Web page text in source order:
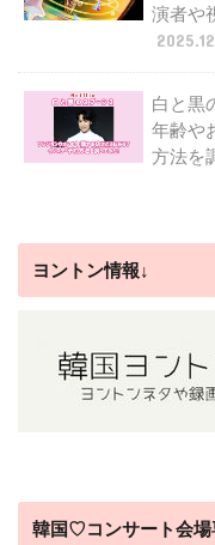
演者や
白と黒
年齢や
方法を
ヨントン情報↓
韓国♡コンサート会場